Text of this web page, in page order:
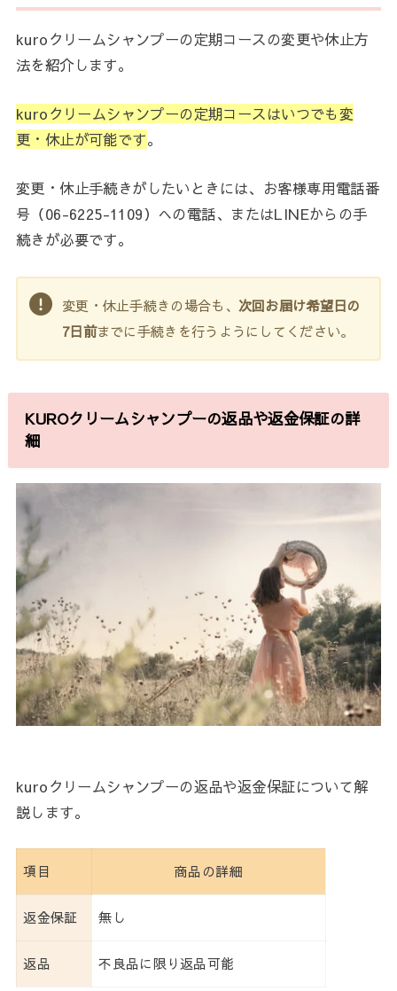
kuroクリームシャンプーの定期コースの変更や休止方
法を紹介します。
kuroクリームシャンプーの定期コースはいつでも変
更・休止が可能です。
変更・休止手続きがしたいときには、お客様専用電話番
号（06-6225-1109）への電話、またはLINEからの手
続きが必要です。
変更・休止手続きの場合も、 次回お届け希望日の
7日前までに手続きを行うようにしてください。
KUROクリームシャンプーの返品や返金保証の詳
細
kuroクリームシャンプーの返品や返金保証について解
説します。
項目 商品の詳細
返金保証 無し
返品 不良品に限り返品可能